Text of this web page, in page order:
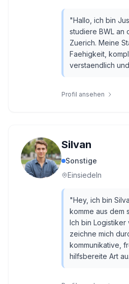
"Hallo, ich bin
studiere BWL an
Zuerich. Meine
Faehigkeit,
verstaendlich
Profil ansehen
Silvan
Sonstige
Einsiedeln
"Hey, ich bin
komme aus dem
Ich bin Logistiker
zeichne mich
kommunikative,
hilfsbereite Art